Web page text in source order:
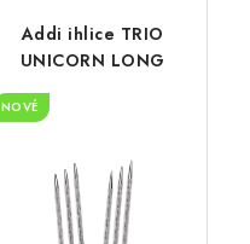
Addi ihlice TRIO
UNICORN LONG
NOVÉ